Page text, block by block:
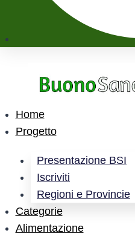
Home
Progetto
Presentazione BSI
Iscriviti
Regioni e Provincie
Categorie
Alimentazione